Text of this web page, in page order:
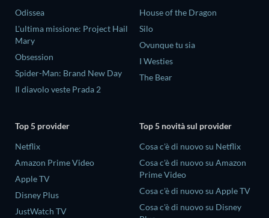
Odissea
L'ultima missione: Project Hail
Mary
Obsession
Spider-Man: Brand New Day
Il diavolo veste Prada 2
House of the Dragon
Silo
Ovunque tu sia
I Westies
The Bear
Top 5 provider
Netflix
Amazon Prime Video
Apple TV
Disney Plus
JustWatch TV
Top 5 novità sul provider
Cosa c'è di nuovo su Netflix
Cosa c'è di nuovo su Amazon
Prime Video
Cosa c'è di nuovo su Apple TV
Cosa c'è di nuovo su Disney